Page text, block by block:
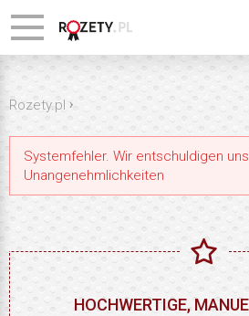
Rozety.pl ›
Systemfehler. Wir entschuldigen
Unangenehmlichkeiten
HOCHWERTIGE,